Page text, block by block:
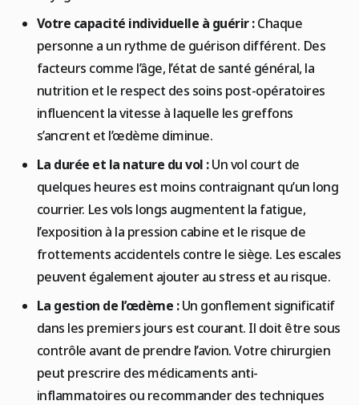
Votre capacité individuelle à guérir :Chaque
personne a un rythme de guérison différent. Des
facteurs comme l’âge, l’état de santé général, la
nutrition et le respect des soins post-opératoires
influencent la vitesse à laquelle les greffons
s’ancrent et l’œdème diminue.
La durée et la nature du vol :Un vol court de
quelques heures est moins contraignant qu’un long
courrier. Les vols longs augmentent la fatigue,
l’exposition à la pression cabine et le risque de
frottements accidentels contre le siège. Les escales
peuvent également ajouter au stress et au risque.
La gestion de l’œdème :Un gonflement significatif
dans les premiers jours est courant. Il doit être sous
contrôle avant de prendre l’avion. Votre chirurgien
peut prescrire des médicaments anti-
inflammatoires ou recommander des techniques